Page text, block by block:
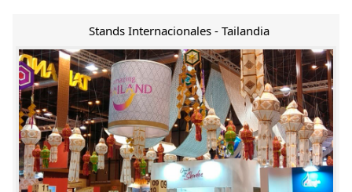
Stands Internacionales - Tailandia